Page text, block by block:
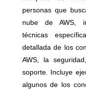
personas que
nube de AWS,
técnicas
detallada de los
AWS, la
soporte. Incluye
algunos de los